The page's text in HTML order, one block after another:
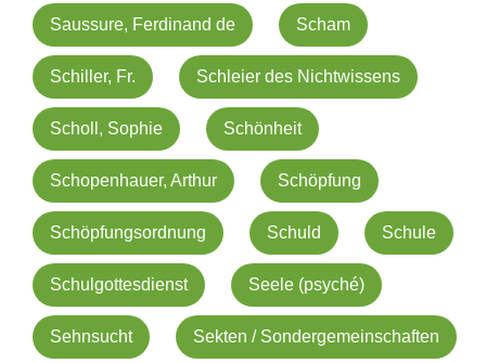
Saussure, Ferdinand de Scham
Schiller, Fr. Schleier des Nichtwissens
Scholl, Sophie Schönheit
Schopenhauer, Arthur Schöpfung
Schöpfungsordnung Schuld Schule
Schulgottesdienst Seele (psyché)
Sehnsucht Sekten / Sondergemeinschaften